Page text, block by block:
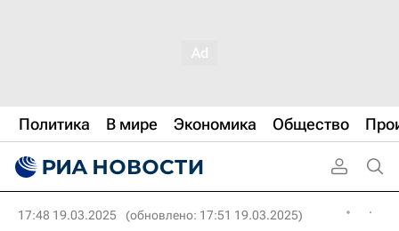
Политика В мире Экономика Общество
17:48 19.03.2025 (обновлено: 17:51 19.03.2025)